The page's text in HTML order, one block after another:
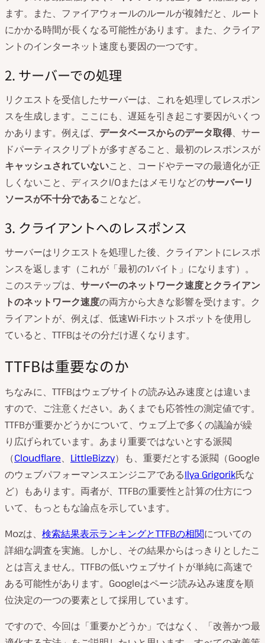
ます。また、ファイアウォールのルールが複雑だと、ルート
にかかる時間が長くなる可能性があります。また、クライア
ントのインターネット速度も要因の一つです。
2. サーバーでの処理
リクエストを受信したサーバーは、これを処理してレスポン
スを生成します。ここにも、遅延を引き起こす要因がいくつ
かあります。例えば、 データベースからのデータ取得、サー
ドパーティスクリプトが多すぎること、最初のレスポンスが
キャッシュされていないこと、コードやテーマの最適化が正
しくないこと、ディスクI/Oまたはメモリなどのサーバーリ
ソースが不十分であることなど。
3. クライアントへのレスポンス
サーバーはリクエストを処理した後、クライアントにレスポ
ンスを返します（これが「最初の1バイト」になります）。
このステップは、 サーバーのネットワーク速度とクライアン
トのネットワーク速度の両方から大きな影響を受けます。ク
ライアントが、例えば、低速Wi-Fiホットスポットを使用し
ていると、TTFBはその分だけ遅くなります。
TTFBは重要なのか
ちなみに、TTFBはウェブサイトの読み込み速度とは違いま
すので、ご注意ください。あくまでも応答性の測定値です。
TTFBが重要かどうかについて、ウェブ上で多くの議論が繰
り広げられています。あまり重要ではないとする派閥
（Cloudflare、 LittleBizzy）も、重要だとする派閥（Google
のウェブパフォーマンスエンジニアであるIlya Grigorik氏な
ど）もあります。両者が、TTFBの重要性と計算の仕方につ
いて、もっともな論点を示しています。
Mozは、 検索結果表示ランキングとTTFBの相関についての
詳細な調査を実施。しかし、その結果からはっきりとしたこ
とは言えません。TTFBの低いウェブサイトが単純に高速で
ある可能性があります。Googleはページ読み込み速度を順
位決定の一つの要素として採用しています。
ですので、今回は「重要かどうか」ではなく、「改善かつ最